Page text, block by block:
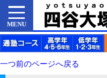
MENU
一つ前のページへ戻る